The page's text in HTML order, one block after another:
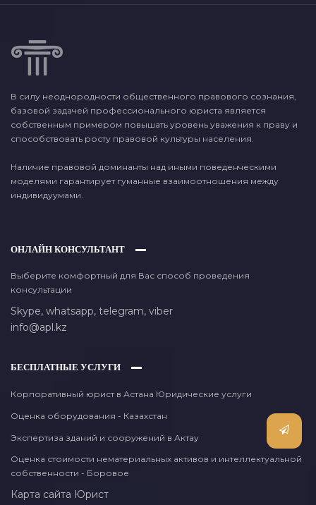
В силу неоднородности общественного правового сознания,
базовой задачей профессионального юриста является
собственным примером повышать уровень уважения к праву и
способствовать росту правовой культуры населения.
Наличие правовой доминанты над иными поведенческими
моделями гарантирует гуманные взаимоотношения между
индивидуумами.
ОНЛАЙН КОНСУЛЬТАНТ
Выберите комфортный для Вас способ проведения
консультации
Skype, whatsapp, telegram, viber
info@apl.kz
БЕСПЛАТНЫЕ УСЛУГИ
Корпоративный юрист в Астана Юридические услуги
Оценка оборудования - Казахстан
Экспертиза зданий и сооружений в Актау
Оценка стоимости нематериальных активов и интеллектуальной
собственности - Боровое
Карта сайта Юрист